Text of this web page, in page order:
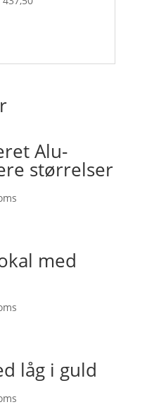
Alu-
størrelser
med
låg i guld